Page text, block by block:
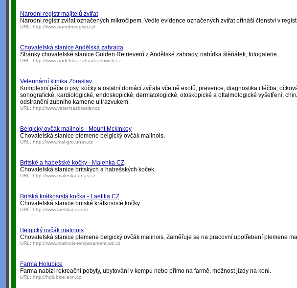
Národní registr majitelů zvířat
Národní registr zvířat označených mikročipem. Vedle evidence označených zvířat přináší členství v
URL: http://www.narodniregistr.cz/
Chovatelská stanice Andělská zahrada
Stránky chovatelské stanice Golden Retrieverů z Andělské zahrady, nabídka štěňátek, fotogalerie.
URL: http://www.andelska-zahrada.euweb.cz
Veterinární klinika Zbraslav
Komplexní péče o psy, kočky a ostatní domácí zvířata včetně exotů, prevence, diagnostika i léčba,
sonografické, kardiologické, endoskopické, dermatologické, otoskopické a oftalmologické vyšetření,
odstranění zubního kamene ultrazvukem.
URL: http://www.veterinazbraslav.cz
Belgický ovčák malinois - Mount Mckinkey
Chovatelská stanice plemene belgický ovčák malinois.
URL: http://www.mal-gro.unas.cz
Britské a habešské kočky - Malenka CZ
Chovatelská stanice britských a habešských koček.
URL: http://www.malenka.unas.cz
Britská krátkosrstá kočka - Laetitia CZ
Chovatelská stanice britské krátkosrsté kočky.
URL: http://www.laetitiacz.com
Belgický ovčák malinois
Chovatelská stanice plemene belgický ovčák malinois. Zaměřuje se na pracovní upotřebení plemene
URL: http://www.malinois-temperament.wz.cz
Farma Holubice
Farma nabízí rekreační pobyty, ubytování v kempu nebo přímo na farmě, možnost jízdy na koni.
URL: http://holubice.ecn.cz